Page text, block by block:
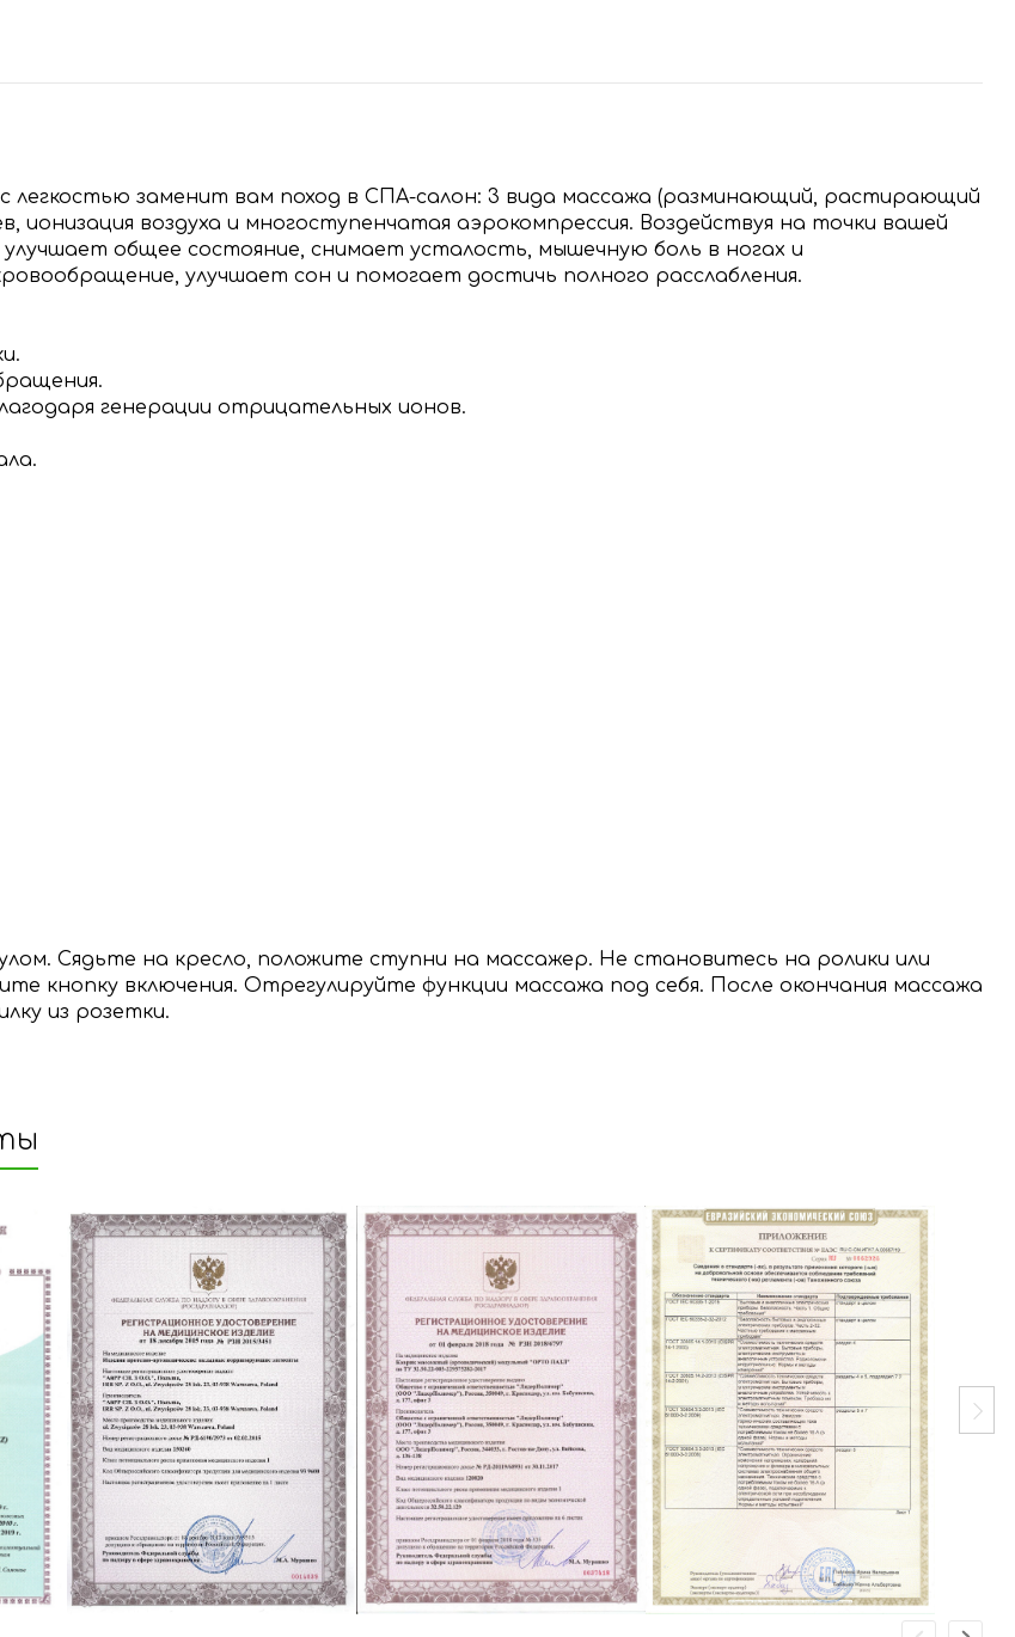
легкостью заменит вам поход в СПА-салон: 3 вида массажа (разминающий, растирающий
ионизация воздуха и многоступенчатая аэрокомпрессия. Воздействуя на точки вашей
общее состояние, снимает усталость, мышечную боль в ногах и
улучшает сон и помогает достичь полного расслабления.
генерации отрицательных ионов.
Сядьте на кресло, положите ступни на массажер. Не становитесь на ролики или
кнопку включения. Отрегулируйте функции массажа под себя. После окончания массажа
из розетки.